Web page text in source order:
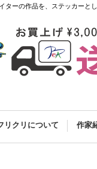
ターの作品を、ステッカーと
リクリについて 作家